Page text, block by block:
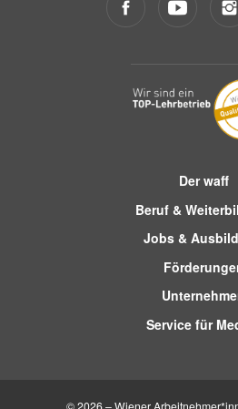
Der waff
Beruf &
Jobs &
Service für